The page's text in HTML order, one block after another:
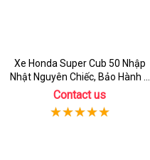
Xe Honda Super Cub 50 Nhập
Nhật Nguyên Chiếc, Bảo Hành 3
Năm
Contact us